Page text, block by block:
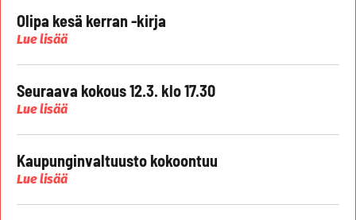
Olipa kesä kerran -kirja
Lue lisää
Seuraava kokous 12.3. klo 17.30
Lue lisää
Kaupunginvaltuusto kokoontuu
Lue lisää